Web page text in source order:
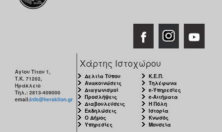
Αγίου Τίτου 1,
Τ.Κ. 71202,
Ηράκλειο
Τηλ.: 2813-409000
email:info@heraklion.gr
Χάρτης Ιστοχώρου
Δελτία Τύπου
Ανακοινώσεις
Διαγωνισμοί
Προσλήψεις
Διαβουλεύσεις
Εκδηλώσεις
Ο Δήμος
Υπηρεσίες
Κ.Ε.Π.
Τηλέφωνα
e-Υπηρεσίες
e-Αιτήματα
Η Πόλη
Ιστορία
Κνωσός
Μουσεία